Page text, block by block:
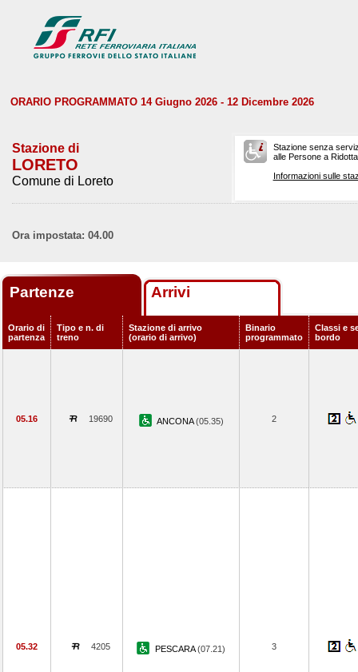
ORARIO PROGRAMMATO 14 Giugno 2026 - 12 Dicembre 2026
Stazione di
LORETO
Comune di Loreto
Stazione senza
alle Persone a
Informazioni sulle
Ora impostata: 04.00
Partenze Arrivi
Orario di
partenza
Tipo e n. di
treno
Stazione di arrivo
(orario di arrivo)
Binario
programmato
Classi e
bordo
05.16 19690 ANCONA(05.35) 2
05.32 4205 PESCARA(07.21) 3